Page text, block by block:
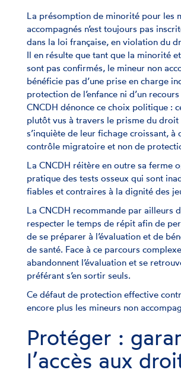
La présomption de minorité pour les
accompagnés n’est toujours pas
dans la loi française, en violation du
Il en résulte que tant que la minorité
sont pas confirmés, le mineur non
bénéficie pas d’une prise en charge
protection de l’enfance ni d’un
CNCDH dénonce ce choix politique :
plutôt vus à travers le prisme du droit
s’inquiète de leur fichage croissant, à
contrôle migratoire et non de
La CNCDH réitère en outre sa ferme
pratique des tests osseux qui sont
fiables et contraires à la dignité des
La CNCDH recommande par ailleurs
respecter le temps de répit afin de
de se préparer à l’évaluation et de
de santé. Face à ce parcours
abandonnent l’évaluation et se
préférant s’en sortir seuls.
Ce défaut de protection effective
encore plus les mineurs non
Protéger :
l’accès aux